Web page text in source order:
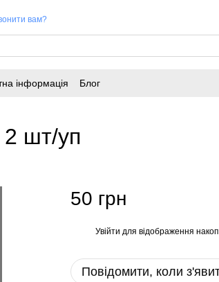
вам?
інформація Блог
2 шт/уп
50 грн
Увійти для відображення
Повідомити, коли